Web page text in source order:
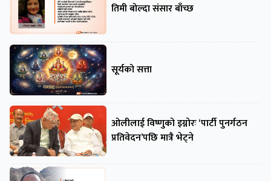
तिमी बोल्दा संसार बाँच्छ
सूर्यको सत्ता
ओलीलाई विष्णुको इग्नोरः ‘पार्टी पुनर्गठन
प्रतिवेदन’पछि मात्रै भेट्ने